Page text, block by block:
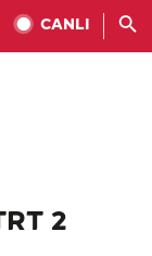
CANLI
2